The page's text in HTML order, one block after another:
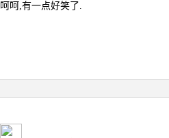
呵呵,有一点好笑了.